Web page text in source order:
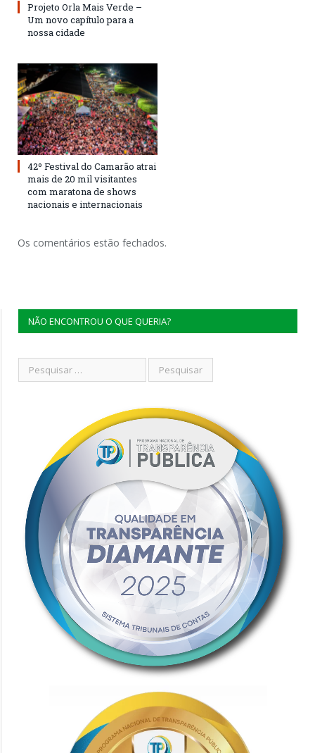
Projeto Orla Mais Verde –
Um novo capítulo para a
nossa cidade
42º Festival do Camarão atrai
mais de 20 mil visitantes
com maratona de shows
nacionais e internacionais
Os comentários estão fechados.
NÃO ENCONTROU O QUE QUERIA?